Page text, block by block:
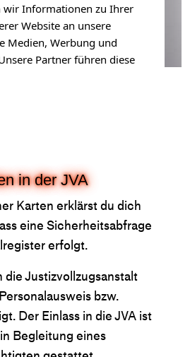
wir Informationen zu Ihrer
Website an unsere
Medien, Werbung und
Partner führen diese
in der JVA
Karten erklärst du dich
eine Sicherheitsabfrage
erfolgt.
die Justizvollzugsanstalt
bzw.
Der Einlass in die JVA ist
Begleitung eines